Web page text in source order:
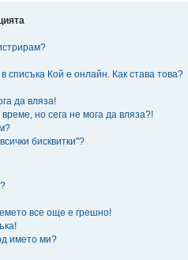
списъка Кой е онлайн. Как става това?
да вляза!
но сега не мога да вляза?!
бисквитки"?
все още е грешно!
името ми?